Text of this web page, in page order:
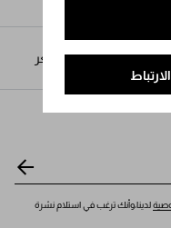
وأكسسوارات الشعر
لدينا،وأنك ترغب في استلام نشرة